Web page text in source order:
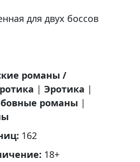
для двух боссов
романы /
| Эротика |
романы |
162
18+